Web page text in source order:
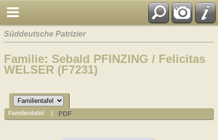
Süddeutsche Patrizier
Familie: Sebald PFINZING / Felicitas
WELSER (F7231)
Familientafel PDF